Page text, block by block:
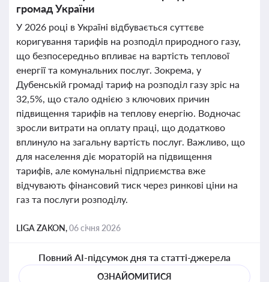
громад України
У 2026 році в Україні відбувається суттєве
коригування тарифів на розподіл природного газу,
що безпосередньо впливає на вартість теплової
енергії та комунальних послуг. Зокрема, у
Дубенській громаді тариф на розподіл газу зріс на
32,5%, що стало однією з ключових причин
підвищення тарифів на теплову енергію. Водночас
зросли витрати на оплату праці, що додатково
вплинуло на загальну вартість послуг. Важливо, що
для населення діє мораторій на підвищення
тарифів, але комунальні підприємства вже
відчувають фінансовий тиск через ринкові ціни на
газ та послуги розподілу.
LIGA ZAKON,06 січня 2026
Повний AI-підсумок дня та статті-джерела
ОЗНАЙОМИТИСЯ